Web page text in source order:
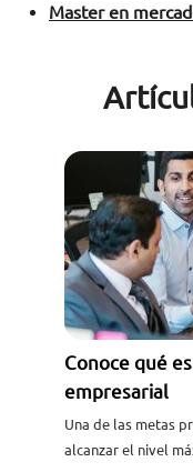
Master en
Conoce qué
empresarial
Una de las metas
alcanzar el nivel máximo